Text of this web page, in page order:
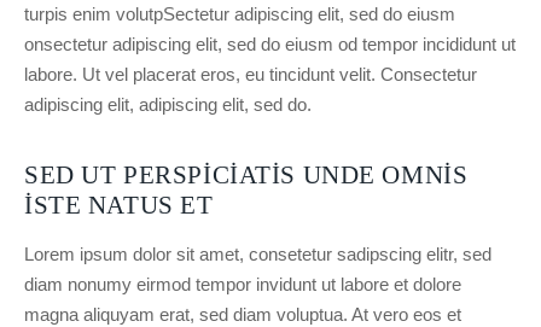
turpis enim volutpSectetur adipiscing elit, sed do eiusm
onsectetur adipiscing elit, sed do eiusm od tempor incididunt ut
labore. Ut vel placerat eros, eu tincidunt velit. Consectetur
adipiscing elit, adipiscing elit, sed do.
SED UT PERSPICIATIS UNDE OMNIS
ISTE NATUS ET
Lorem ipsum dolor sit amet, consetetur sadipscing elitr, sed
diam nonumy eirmod tempor invidunt ut labore et dolore
magna aliquyam erat, sed diam voluptua. At vero eos et